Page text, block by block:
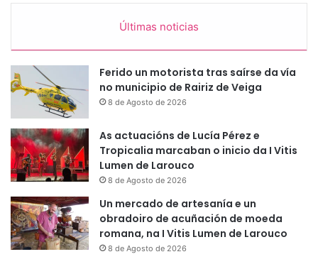
Últimas noticias
Ferido un motorista tras saírse da vía
no municipio de Rairiz de Veiga
8 de Agosto de 2026
As actuacións de Lucía Pérez e
Tropicalia marcaban o inicio da I Vitis
Lumen de Larouco
8 de Agosto de 2026
Un mercado de artesanía e un
obradoiro de acuñación de moeda
romana, na I Vitis Lumen de Larouco
8 de Agosto de 2026